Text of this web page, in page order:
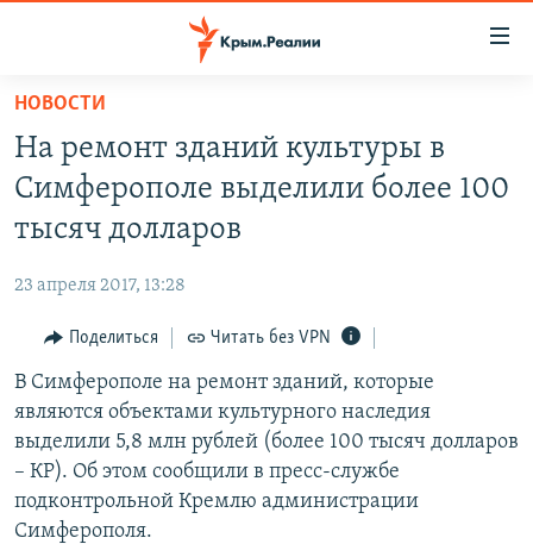
Вернуться
основному
содержанию
Вернутся
главной
навигации
Вернутся
поиску
СПЕЦПРОЕКТЫ
11 ЛЕТ ОККУПАЦИИ КРЫМА. 11 ИСТОРИЙ СОПРОТИВЛЕНИЯ
ЕЩЕ
ИНТЕРАКТИВ
ИНФОГРАФИКА
ТЕЛЕПРОЕКТ КРЫМ.РЕАЛИИ
СОВЕТЫ ПРАВОЗАЩИТНИКОВ
ПРОПАВШИЕ БЕЗ ВЕСТИ
РАДІО СВОБОДА
КАК ОБОЙТИ БЛОКИРОВКУ
Українською
Qırımtatar
НОВОСТИ
На ремонт зданий культуры в
Симферополе выделили более 100
тысяч долларов
23 апреля 2017, 13:28
Поделиться Читать без VPN
В Симферополе на ремонт зданий, которые
являются объектами культурного наследия
выделили 5,8 млн рублей (более 100 тысяч долларов
– КР). Об этом сообщили в пресс-службе
подконтрольной Кремлю администрации
Симферополя.